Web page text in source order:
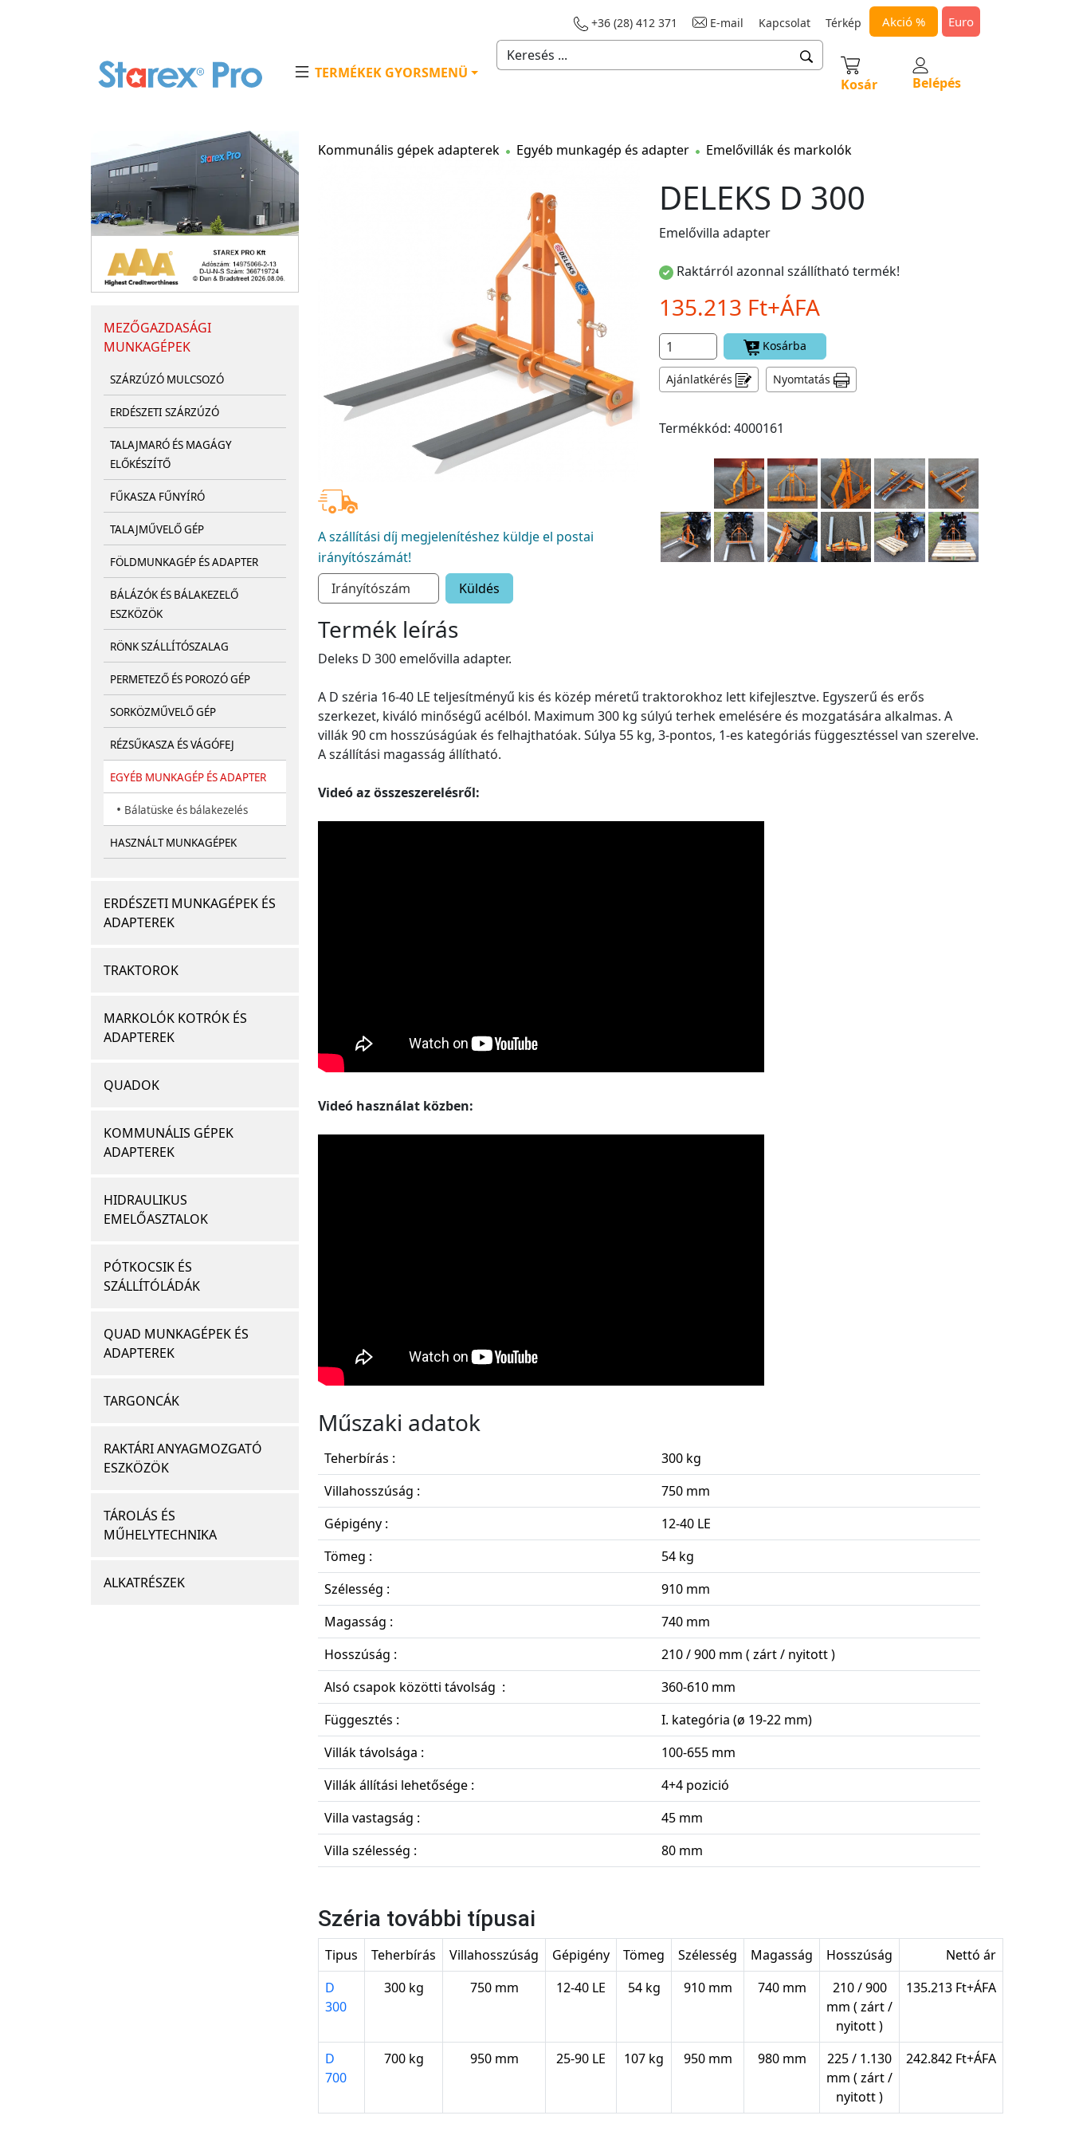
+36 (28) 412 371 E-mail Kapcsolat Térkép Akció % Euro
TERMÉKEK GYORSMENÜ
Kosár Belépés
MEZŐGAZDASÁGI
MUNKAGÉPEK
SZÁRZÚZÓ MULCSOZÓ
ERDÉSZETI SZÁRZÚZÓ
TALAJMARÓ ÉS MAGÁGY
ELŐKÉSZÍTŐ
FŰKASZA FŰNYÍRÓ
TALAJMŰVELŐ GÉP
FÖLDMUNKAGÉP ÉS ADAPTER
BÁLÁZÓK ÉS BÁLAKEZELŐ
ESZKÖZÖK
RÖNK SZÁLLÍTÓSZALAG
PERMETEZŐ ÉS POROZÓ GÉP
SORKÖZMŰVELŐ GÉP
RÉZSŰKASZA ÉS VÁGÓFEJ
EGYÉB MUNKAGÉP ÉS ADAPTER
• Bálatüske és bálakezelés
HASZNÁLT MUNKAGÉPEK
ERDÉSZETI MUNKAGÉPEK ÉS
ADAPTEREK
TRAKTOROK
MARKOLÓK KOTRÓK ÉS
ADAPTEREK
QUADOK
KOMMUNÁLIS GÉPEK
ADAPTEREK
HIDRAULIKUS
EMELŐASZTALOK
PÓTKOCSIK ÉS
SZÁLLÍTÓLÁDÁK
QUAD MUNKAGÉPEK ÉS
ADAPTEREK
TARGONCÁK
RAKTÁRI ANYAGMOZGATÓ
ESZKÖZÖK
TÁROLÁS ÉS
MŰHELYTECHNIKA
ALKATRÉSZEK
Kommunális gépek adapterek Egyéb munkagép és adapter Emelővillák és markolók
A szállítási díj megjelenítéshez küldje el postai
irányítószámát!
Küldés
DELEKS D 300
Emelővilla adapter
Raktárról azonnal szállítható termék!
135.213 Ft+ÁFA
Kosárba
Ajánlatkérés Nyomtatás
Termékkód: 4000161
Termék leírás
Deleks D 300 emelővilla adapter.
A D széria 16-40 LE teljesítményű kis és közép méretű traktorokhoz lett kifejlesztve. Egyszerű és erős
szerkezet, kiváló minőségű acélból. Maximum 300 kg súlyú terhek emelésére és mozgatására alkalmas. A
villák 90 cm hosszúságúak és felhajthatóak. Súlya 55 kg, 3-pontos, 1-es kategóriás függesztéssel van szerelve.
A szállítási magasság állítható.
Videó az összeszerelésről:
Videó használat közben:
Műszaki adatok
Teherbírás :
300 kg
Villahosszúság :
750 mm
Gépigény :
12-40 LE
Tömeg :
54 kg
Szélesség :
910 mm
Magasság :
740 mm
Hosszúság :
210 / 900 mm ( zárt / nyitott )
Alsó csapok közötti távolság :
360-610 mm
Függesztés :
I. kategória (ø 19-22 mm)
Villák távolsága :
100-655 mm
Villák állítási lehetősége :
4+4 pozició
Villa vastagság :
45 mm
Villa szélesség :
80 mm
Széria további típusai
Tipus Teherbírás Villahosszúság Gépigény Tömeg Szélesség Magasság Hosszúság
Nettó ár
D
300
300 kg 750 mm 12-40 LE 54 kg 910 mm 740 mm
210 / 900
mm ( zárt /
nyitott )
135.213 Ft+ÁFA
D
700
700 kg 950 mm 25-90 LE 107 kg 950 mm 980 mm
225 / 1.130
mm ( zárt /
nyitott )
242.842 Ft+ÁFA